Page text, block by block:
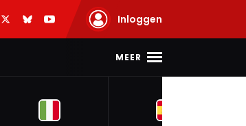
Inloggen
MEER